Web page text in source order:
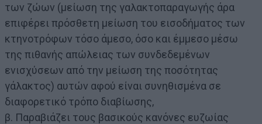
των ζώων (μείωση της γαλακτοπαραγωγής άρα
επιφέρει πρόσθετη μείωση του εισοδήματος των
κτηνοτρόφων τόσο άμεσο, όσο και έμμεσο μέσω
της πιθανής απώλειας των συνδεδεμένων
ενισχύσεων από την μείωση της ποσότητας
γάλακτος) αυτών αφού είναι συνηθισμένα σε
διαφορετικό τρόπο διαβίωσης,
β. Παραβιάζει τους βασικούς κανόνες ευζωίας